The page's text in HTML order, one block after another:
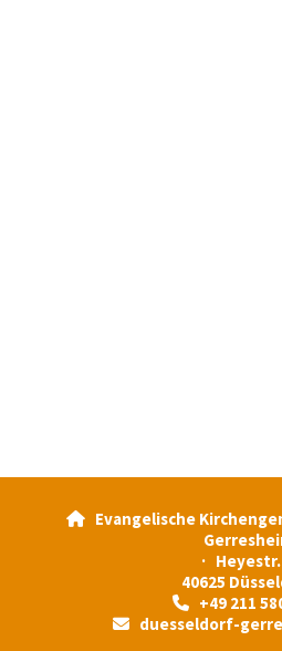
Evangelische
· Heyestr.
40625
+49 211
duesseldorf-